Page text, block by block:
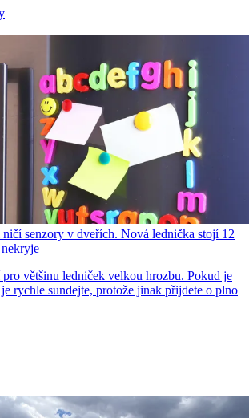
senzory v dveřích. Nová lednička stojí 12
většinu ledniček velkou hrozbu. Pokud je
rychle sundejte, protože jinak přijdete o plno